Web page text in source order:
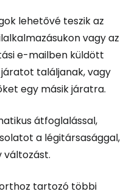
lehetővé teszik az
vagy az
e-mailben küldött
találjanak, vagy
egy másik járatra.
átfoglalással,
a légitársasággal,
változást.
tartozó többi